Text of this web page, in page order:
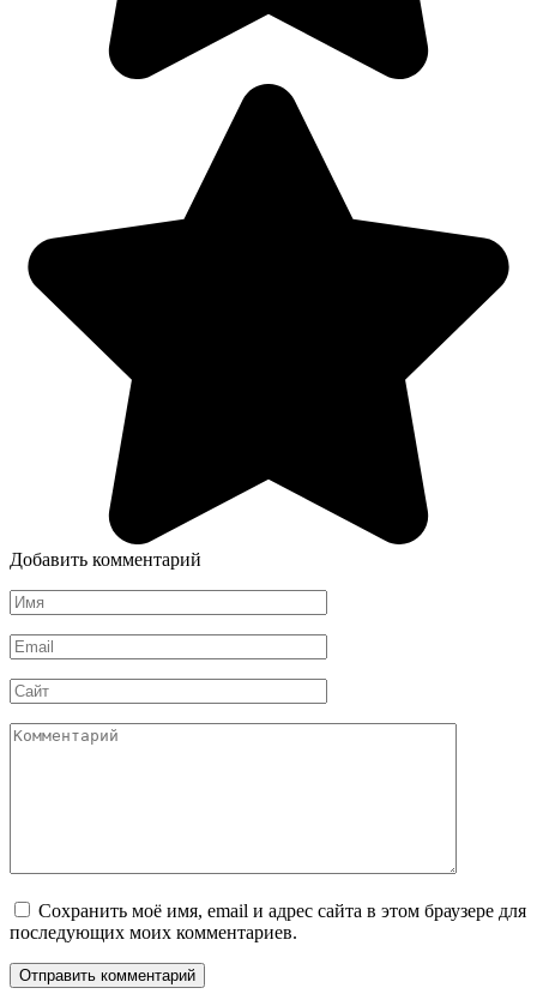
Добавить комментарий
Имя
*
Email
*
Сайт
Комментарий
Сохранить моё имя, email и адрес сайта в этом браузере для
последующих моих комментариев.